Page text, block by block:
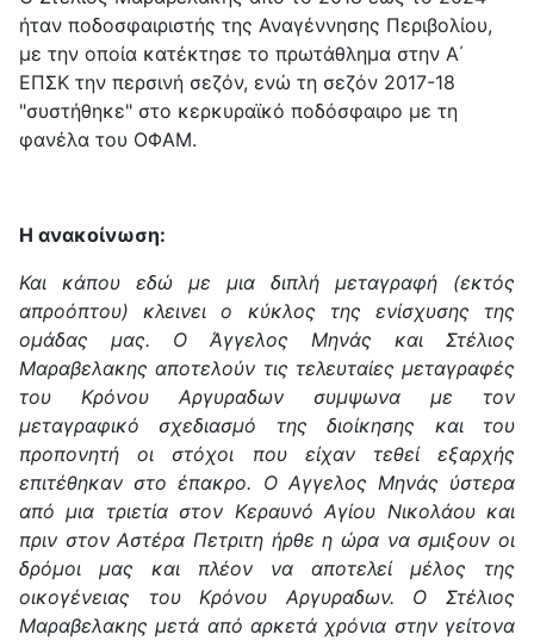
ήταν ποδοσφαιριστής της Αναγέννησης Περιβολίου,
με την οποία κατέκτησε το πρωτάθλημα στην Α΄
ΕΠΣΚ την περσινή σεζόν, ενώ τη σεζόν 2017-18
"συστήθηκε" στο κερκυραϊκό ποδόσφαιρο με τη
φανέλα του ΟΦΑΜ.
Η ανακοίνωση:
Και κάπου εδώ με μια διπλή μεταγραφή (εκτός
απροόπτου) κλεινει ο κύκλος της ενίσχυσης της
ομάδας μας. Ο Άγγελος Μηνάς και Στέλιος
Μαραβελακης αποτελούν τις τελευταίες μεταγραφές
του Κρόνου Αργυραδων συμψωνα με τον
μεταγραφικό σχεδιασμό της διοίκησης και του
προπονητή οι στόχοι που είχαν τεθεί εξαρχής
επιτέθηκαν στο έπακρο. Ο Αγγελος Μηνάς ύστερα
από μια τριετία στον Κεραυνό Αγίου Νικολάου και
πριν στον Αστέρα Πετριτη ήρθε η ώρα να σμιξουν οι
δρόμοι μας και πλέον να αποτελεί μέλος της
οικογένειας του Κρόνου Αργυραδων. Ο Στέλιος
Μαραβελακης μετά από αρκετά χρόνια στην γείτονα